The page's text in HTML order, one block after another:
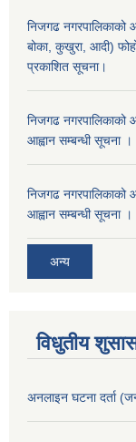
निजगढ
बोका, कुखुरा, आदी)
प्रकाशित सूचना।
निजगढ नगरपालिकाको
आह्वान सम्बन्धी सूचना ।
निजगढ नगरपालिकाको
आह्वान सम्बन्धी सूचना ।
अन्य
विधुतीय
अनलाइन घटना दर्ता